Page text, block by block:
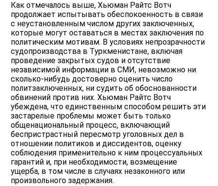
Как отмечалось выше, Хьюман Райтс Вотч
продолжает испытывать обеспокоенность в связи
с неустановленным числом других заключенных,
которые могут оставаться в местах заключения по
политическим мотивам. В условиях непрозрачности
судопроизводства в Туркменистане, включая
проведение закрытых судов и отсутствие
независимой информации в СМИ, невозможно ни
сколько-нибудь достоверно оценить число
политзаключенных, ни судить об обоснованности
обвинений против них. Хьюман Райтс Вотч
убеждена, что единственным способом решить эти
застарелые проблемы может быть только
общенациональный процесс, включающий
беспристрастный пересмотр уголовных дел в
отношении политиков и диссидентов, оценку
соблюдения применительно к ним процессуальных
гарантий и, при необходимости, возмещение
ущерба, в том числе в случаях незаконного или
произвольного задержания.